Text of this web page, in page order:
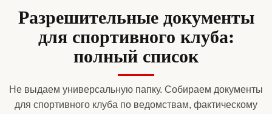
Разрешительные документы
для спортивного клуба:
полный список
Не выдаем универсальную папку. Собираем документы
для спортивного клуба по ведомствам, фактическому